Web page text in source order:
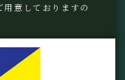
意しておりますの